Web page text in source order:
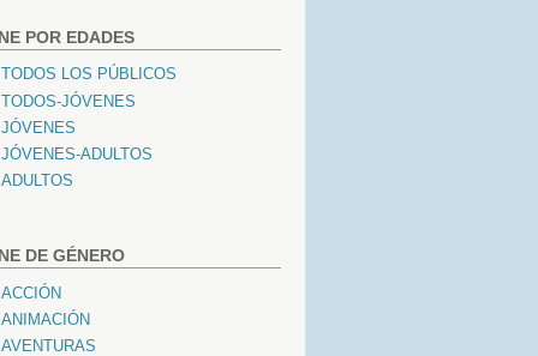
POR EDADES
TODOS LOS PÚBLICOS
TODOS-JÓVENES
JÓVENES
JÓVENES-ADULTOS
ADULTOS
DE GÉNERO
ACCIÓN
ANIMACIÓN
AVENTURAS